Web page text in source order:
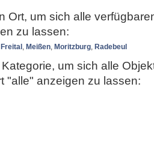
Ort, um sich alle
zu lassen:
Freital , Meißen, Moritzburg, Radebeul
um sich alle
"alle" anzeigen zu lassen: